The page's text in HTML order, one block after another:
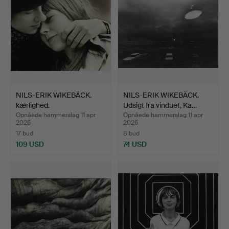
NILS-ERIK WIKEBÄCK.
kærlighed.
Opnåede hammerslag 11 apr
2026
17 bud
109 USD
NILS-ERIK WIKEBÄCK.
Udsigt fra vinduet, Ka…
Opnåede hammerslag 11 apr
2026
8 bud
74 USD